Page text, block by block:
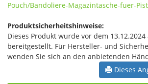
Pouch/Bandoliere-Magazintasche-fuer-
Produktsicherheitshinweise:
Dieses Produkt wurde vor dem
bereitgestellt. Für Hersteller- und
wenden Sie sich an den anbietenden
Dieses